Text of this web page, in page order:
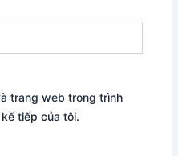
trang web trong trình
tiếp của tôi.